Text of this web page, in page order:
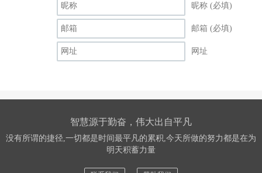
昵称 (必填)
邮箱 (必填)
网址
智慧源于勤奋，伟大出自平凡
没有所谓的捷径,一切都是时间最平凡的累积,今天所做的努力都是在为
明天积蓄力量